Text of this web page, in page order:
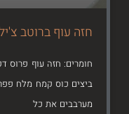
חזה עוף ברוטב
ביצים כוס קמח מלח
מערבבים את כל